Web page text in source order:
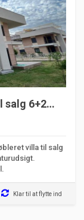
salg 6+2
villa til salg
Klar til at flytte ind